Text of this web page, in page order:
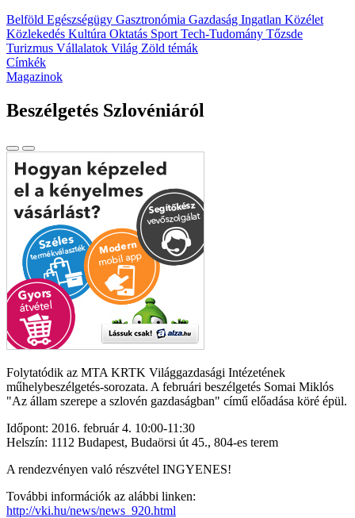
Belföld Egészségügy Gasztronómia Gazdaság Ingatlan Közélet
Közlekedés Kultúra Oktatás Sport Tech-Tudomány Tőzsde
Turizmus Vállalatok Világ Zöld témák
Címkék
Magazinok
Beszélgetés Szlovéniáról
Folytatódik az MTA KRTK Világgazdasági Intézetének
műhelybeszélgetés-sorozata. A februári beszélgetés Somai Miklós
"Az állam szerepe a szlovén gazdaságban" című előadása köré épül.
Időpont: 2016. február 4. 10:00-11:30
Helszín: 1112 Budapest, Budaörsi út 45., 804-es terem
A rendezvényen való részvétel INGYENES!
További információk az alábbi linken:
http://vki.hu/news/news_920.html